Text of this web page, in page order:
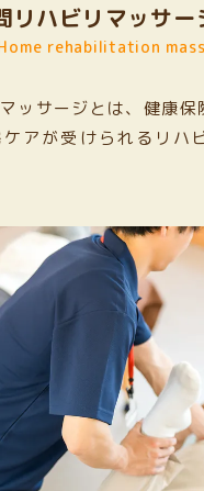
リハビリマッサー
rehabilitation
ッサージとは、健康保
ケアが受けられるリハ